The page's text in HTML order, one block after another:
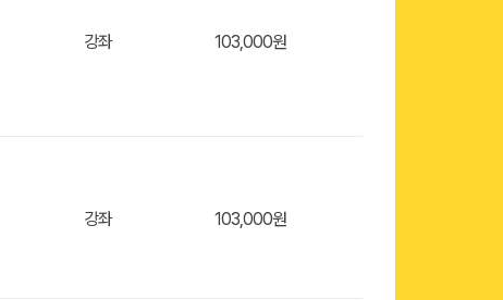
강좌 103,000원
강좌 103,000원